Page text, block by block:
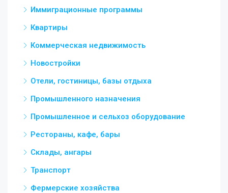
Иммиграционные программы
Квартиры
Коммерческая недвижимость
Новостройки
Отели, гостиницы, базы отдыха
Промышленного назначения
Промышленное и сельхоз оборудование
Рестораны, кафе, бары
Склады, ангары
Транспорт
Фермерские хозяйства